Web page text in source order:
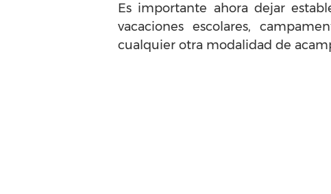
Es importante ahora dejar
vacaciones escolares,
cualquier otra modalidad de